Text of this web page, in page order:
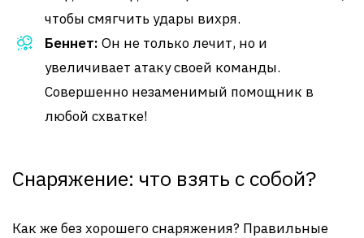
чтобы смягчить удары вихря.
Беннет: Он не только лечит, но и
увеличивает атаку своей команды.
Совершенно незаменимый помощник в
любой схватке!
Снаряжение: что взять с собой?
Как же без хорошего снаряжения? Правильные